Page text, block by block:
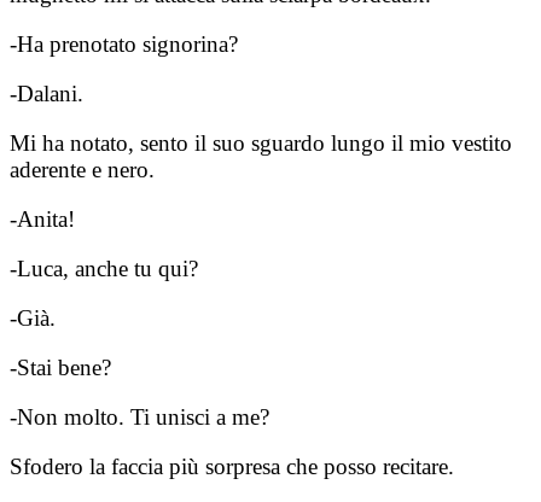
-Ha prenotato signorina?
-Dalani.
Mi ha notato, sento il suo sguardo lungo il mio vestito
aderente e nero.
-Anita!
-Luca, anche tu qui?
-Già.
-Stai bene?
-Non molto. Ti unisci a me?
Sfodero la faccia più sorpresa che posso recitare.